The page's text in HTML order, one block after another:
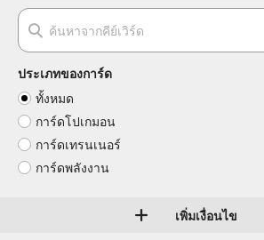
ประเภทของการ์ด
ทั้งหมด
การ์ดโปเกมอน
การ์ดเทรนเนอร์
การ์ดพลังงาน
เพิ่มเงื่อนไข